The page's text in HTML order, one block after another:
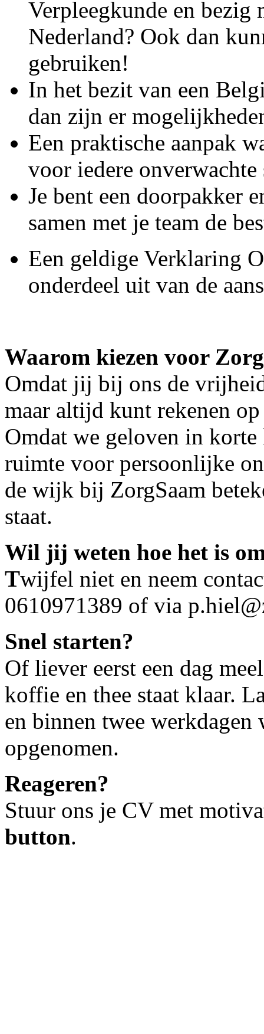
Verpleegkunde en
Nederland? Ook dan
gebruiken!
In het bezit van een
dan zijn er
Een praktische aanpak
voor iedere
Je bent een doorpakker
samen met je team de
Een geldige Verklaring
onderdeel uit van de
Waarom kiezen voor
Omdat jij bij ons de
maar altijd kunt rekenen
Omdat we geloven in
ruimte voor persoonlijke
de wijk bij ZorgSaam
staat.
Wil jij weten hoe het is
Twijfel niet en neem
0610971389 of via
Snel starten?
Of liever eerst een dag
koffie en thee staat klaar.
en binnen twee
opgenomen.
Reageren?
Stuur ons je CV met
button.